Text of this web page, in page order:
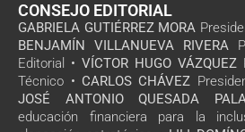
CONSEJO EDITORIAL
GABRIELA GUTIÉRREZ MORA
BENJAMÍN VILLANUEVA RIVERA
Editorial • VÍCTOR HUGO VÁZQUEZ
Técnico • CARLOS CHÁVEZ
JOSÉ ANTONIO QUESADA
educación financiera para la